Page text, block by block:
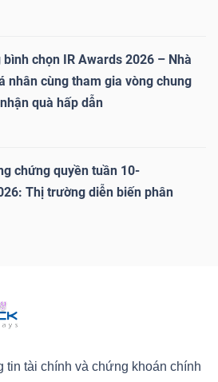
bình chọn IR Awards 2026 – Nhà
nhân cùng tham gia vòng chung
quà hấp dẫn
chứng quyền tuần 10-
Thị trường diễn biến phân
tin tài chính và chứng khoán chính